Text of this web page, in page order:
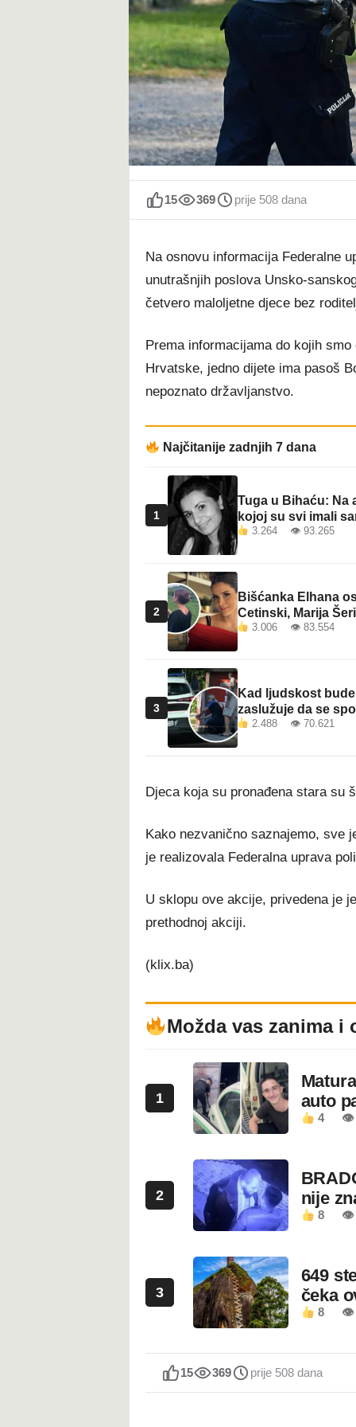
15 369 prije 508 dana
Na osnovu informacija Federalne
unutrašnjih poslova Unsko-
četvero maloljetne djece bez
Prema informacijama do kojih
Hrvatske, jedno dijete ima pasoš
nepoznato državljanstvo.
Najčitanije zadnjih 7 dana
1
Tuga u Bihaću: Na
kojoj su svi imali
3.264 👁 93.265
2
Bišćanka Elhana
Cetinski, Marija
3.006 👁 83.554
3
Kad ljudskost
zaslužuje da se
2.488 👁 70.621
Djeca koja su pronađena stara su
Kako nezvanično saznajemo, sve
je realizovala Federalna uprava
U sklopu ove akcije, privedena je
prethodnoj akciji.
(klix.ba)
Možda vas zanima i
1
auto
4 👁
2
nije
8 👁
3
649
čeka
8 👁
15 369 prije 508 dana